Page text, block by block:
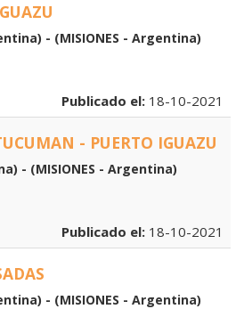
- (MISIONES - Argentina)
Publicado el: 18-10-2021
- PUERTO IGUAZU
- (MISIONES - Argentina)
Publicado el: 18-10-2021
- (MISIONES - Argentina)